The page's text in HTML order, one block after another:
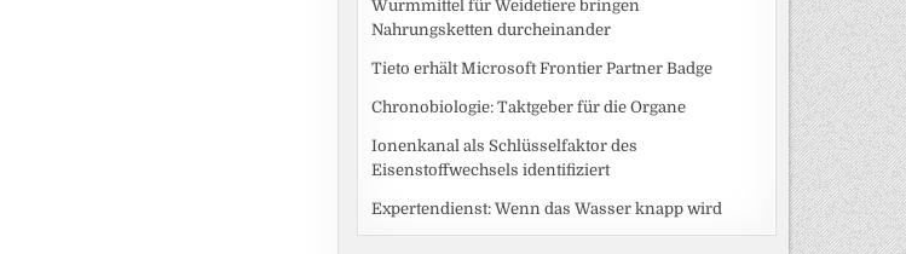
Wurmmittel für Weidetiere bringen
Nahrungsketten durcheinander
Tieto erhält Microsoft Frontier Partner Badge
Chronobiologie: Taktgeber für die Organe
Ionenkanal als Schlüsselfaktor des
Eisenstoffwechsels identifiziert
Expertendienst: Wenn das Wasser knapp wird